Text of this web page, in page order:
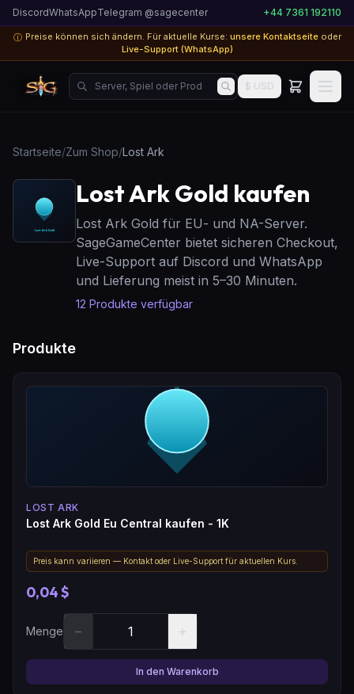
DiscordWhatsAppTelegram @sagecenter +44 7361 192110
ⓘ Preise können sich ändern. Für aktuelle Kurse: unsere Kontaktseite oder
Live-Support (WhatsApp)
Server, Spiel oder Produkt suchen...
$ USD
Startseite/Zum Shop/Lost Ark
Lost Ark Gold kaufen
Lost Ark Gold für EU- und NA-Server.
SageGameCenter bietet sicheren Checkout,
Live-Support auf Discord und WhatsApp
und Lieferung meist in 5–30 Minuten.
12 Produkte verfügbar
Produkte
LOST ARK
Lost Ark Gold Eu Central kaufen - 1K
Preis kann variieren — Kontakt oder Live-Support für aktuellen Kurs.
0,04 $
Menge − +
In den Warenkorb